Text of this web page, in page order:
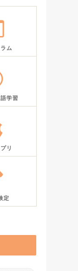
ム
学習
リ
定